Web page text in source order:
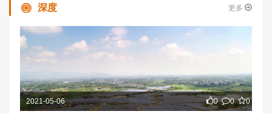
深度 更多
2021-05-06 0 0 0